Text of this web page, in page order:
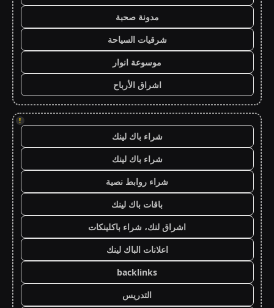
مدونة صحبة
شرقيات السياحة
موسوعة انوار
اشراق الأرباح
!
شراء باك لينك
شراء باك لينك
شراء روابط نصية
باقات باك لينك
اشراق لنك، شراء باكلينكات
اعلانات الباك لينك
backlinks
التدريس